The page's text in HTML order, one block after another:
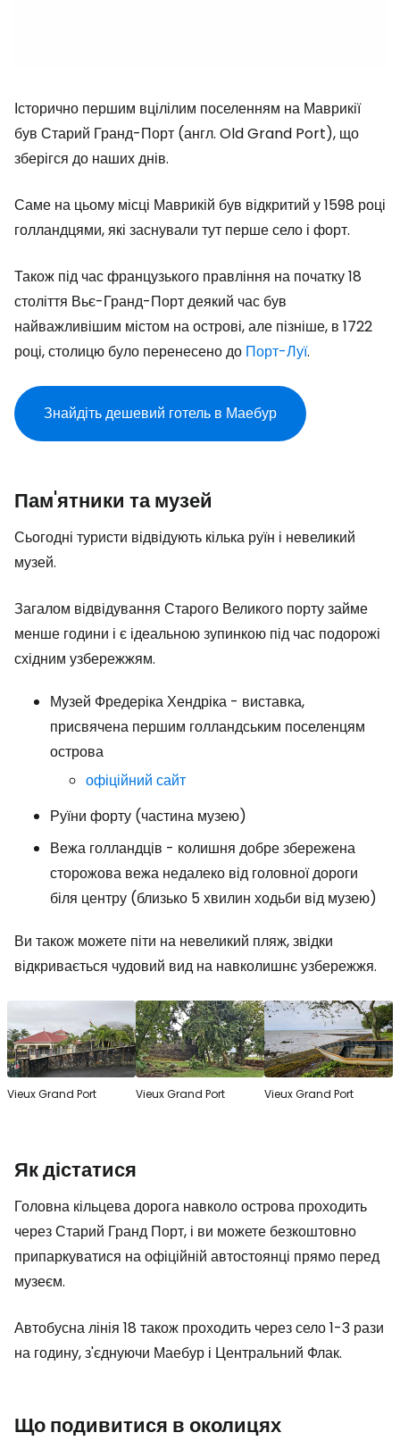
Історично першим вцілілим поселенням на Маврикії
був Старий Гранд-Порт (англ. Old Grand Port), що
зберігся до наших днів.
Саме на цьому місці Маврикій був відкритий у 1598 році
голландцями, які заснували тут перше село і форт.
Також під час французького правління на початку 18
століття Вьє-Гранд-Порт деякий час був
найважливішим містом на острові, але пізніше, в 1722
році, столицю було перенесено до Порт-Луї.
Знайдіть дешевий готель в Маебур
Пам'ятники та музей
Сьогодні туристи відвідують кілька руїн і невеликий
музей.
Загалом відвідування Старого Великого порту займе
менше години і є ідеальною зупинкою під час подорожі
східним узбережжям.
Музей Фредеріка Хендріка - виставка,
присвячена першим голландським поселенцям
острова
офіційний сайт
Руїни форту (частина музею)
Вежа голландців - колишня добре збережена
сторожова вежа недалеко від головної дороги
біля центру (близько 5 хвилин ходьби від музею)
Ви також можете піти на невеликий пляж, звідки
відкривається чудовий вид на навколишнє узбережжя.
Vieux Grand Port Vieux Grand Port Vieux Grand Port
Як дістатися
Головна кільцева дорога навколо острова проходить
через Старий Гранд Порт, і ви можете безкоштовно
припаркуватися на офіційній автостоянці прямо перед
музеєм.
Автобусна лінія 18 також проходить через село 1-3 рази
на годину, з'єднуючи Маебур і Центральний Флак.
Що подивитися в околицях